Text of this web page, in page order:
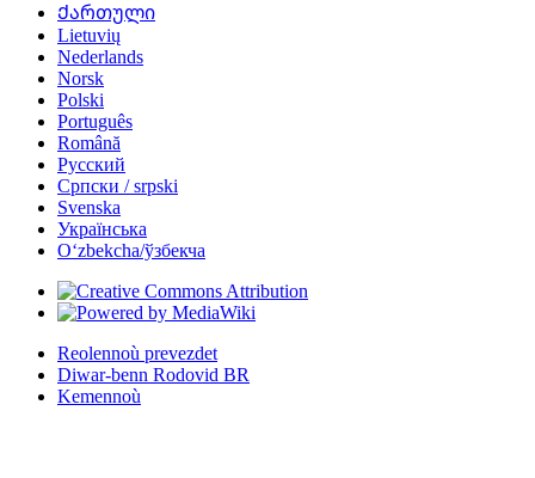
Ქართული
Lietuvių
Nederlands
Norsk
Polski
Português
Română
Русский
Српски / srpski
Svenska
Українська
Oʻzbekcha/ўзбекча
Reolennoù prevezdet
Diwar-benn Rodovid BR
Kemennoù